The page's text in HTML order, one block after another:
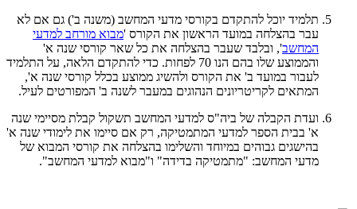
תלמיד יוכל להתקדם בקורסי מדעי המחשב (משנה ב') גם אם לא
עבר בהצלחה במועד הראשון את הקורס 'מבוא מורחב למדעי
המחשב', ובלבד שעבר בהצלחה את כל שאר קורסי שנה א'
והממוצע שלו בהם הנו 70 לפחות. כדי להתקדם הלאה, על התלמיד
לעבור במועד ב' את הקורס ולהשיג ממוצע בכלל קורסי שנה א',
המתאים לקריטריונים הנהוגים במעבר לשנה ב' המפורטים לעיל.
ועדת הקבלה של ביה"ס למדעי המחשב תשקול קבלת מסיימי שנה
א' בבית הספר למדעי המתמטיקה, רק אם סיימו את לימודי שנה א'
בהישגים גבוהים במיוחד והשלימו בהצלחה את קורסי המבוא של
מדעי המחשב: "מתמטיקה בדידה" ו"מבוא למדעי המחשב".​